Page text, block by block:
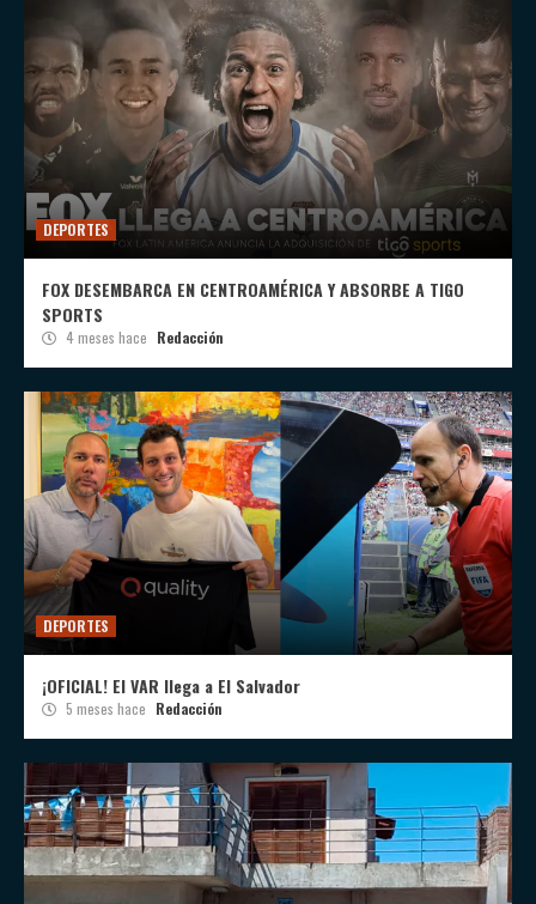
DEPORTES
FOX DESEMBARCA EN CENTROAMÉRICA Y ABSORBE A TIGO
SPORTS
4 meses hace Redacción
DEPORTES
¡OFICIAL! El VAR llega a El Salvador
5 meses hace Redacción